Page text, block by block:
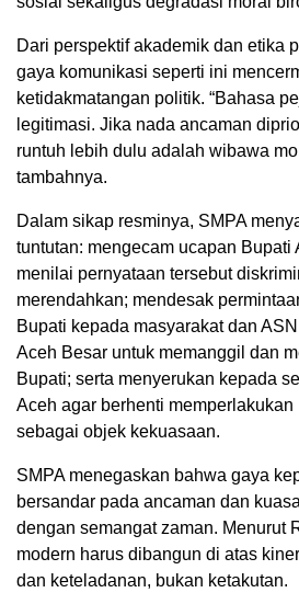
Dari perspektif akademik dan etika
gaya komunikasi seperti ini
ketidakmatangan politik. “Bahasa
legitimasi. Jika nada ancaman
runtuh lebih dulu adalah wibawa
tambahnya.
Dalam sikap resminya, SMPA
tuntutan: mengecam ucapan Bupati
menilai pernyataan tersebut
merendahkan; mendesak
Bupati kepada masyarakat dan
Aceh Besar untuk memanggil dan
Bupati; serta menyerukan kepada
Aceh agar berhenti memperlakukan
sebagai objek kekuasaan.
SMPA menegaskan bahwa gaya
bersandar pada ancaman dan
dengan semangat zaman. Menurut
modern harus dibangun di atas
dan keteladanan, bukan ketakutan.